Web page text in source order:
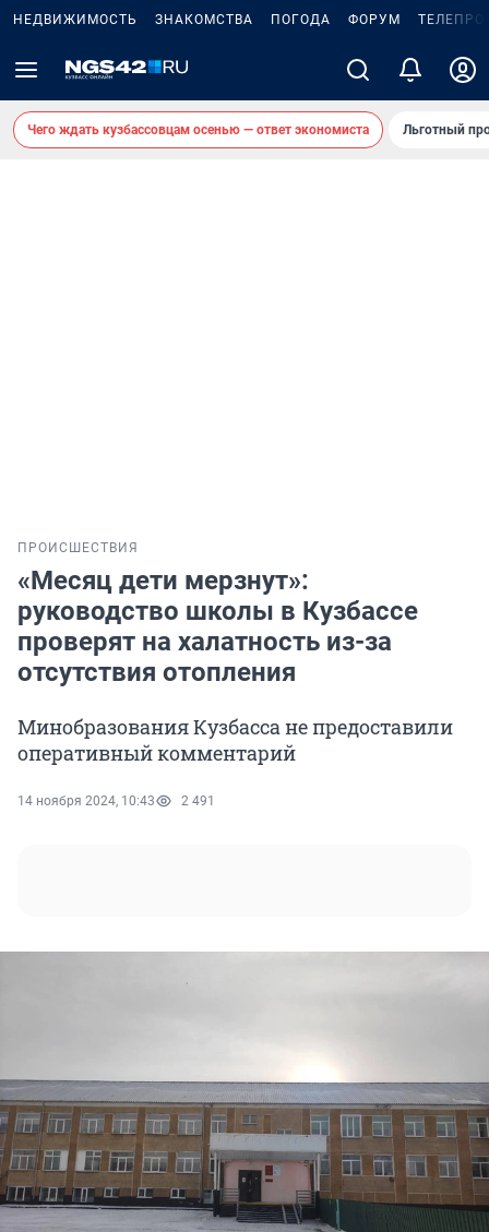
НЕДВИЖИМОСТЬ ЗНАКОМСТВА ПОГОДА ФОРУМ
Чего ждать кузбассовцам осенью — ответ экономиста Льготный
ПРОИСШЕСТВИЯ
«Месяц дети мерзнут»:
руководство школы в Кузбассе
проверят на халатность из-за
отсутствия отопления
Минобразования Кузбасса не предоставили
оперативный комментарий
14 ноября 2024, 10:43 2 491